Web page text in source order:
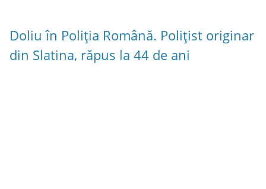
Doliu în Poliția Română. Polițist originar
din Slatina, răpus la 44 de ani